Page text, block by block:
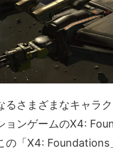
るさまざまなキャラ
ョンゲームのX4:
の「X4: Foundations